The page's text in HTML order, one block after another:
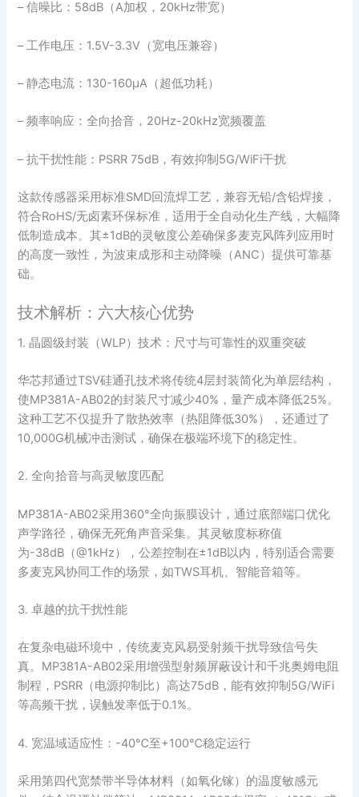
– 信噪比：58dB（A加权，20kHz带宽）
– 工作电压：1.5V-3.3V（宽电压兼容）
– 静态电流：130-160μA（超低功耗）
– 频率响应：全向拾音，20Hz-20kHz宽频覆盖
– 抗干扰性能：PSRR 75dB，有效抑制5G/WiFi干扰
这款传感器采用标准SMD回流焊工艺，兼容无铅/含铅焊接，
符合RoHS/无卤素环保标准，适用于全自动化生产线，大幅降
低制造成本。其±1dB的灵敏度公差确保多麦克风阵列应用时
的高度一致性，为波束成形和主动降噪（ANC）提供可靠基
础。
技术解析：六大核心优势
1. 晶圆级封装（WLP）技术：尺寸与可靠性的双重突破
华芯邦通过TSV硅通孔技术将传统4层封装简化为单层结构，
使MP381A-AB02的封装尺寸减少40%，量产成本降低25%。
这种工艺不仅提升了散热效率（热阻降低30%），还通过了
10,000G机械冲击测试，确保在极端环境下的稳定性。
2. 全向拾音与高灵敏度匹配
MP381A-AB02采用360°全向振膜设计，通过底部端口优化
声学路径，确保无死角声音采集。其灵敏度标称值
为-38dB（@1kHz），公差控制在±1dB以内，特别适合需要
多麦克风协同工作的场景，如TWS耳机、智能音箱等。
3. 卓越的抗干扰性能
在复杂电磁环境中，传统麦克风易受射频干扰导致信号失
真。MP381A-AB02采用增强型射频屏蔽设计和千兆奥姆电阻
制程，PSRR（电源抑制比）高达75dB，能有效抑制5G/WiFi
等高频干扰，误触发率低于0.1%。
4. 宽温域适应性：-40℃至+100℃稳定运行
采用第四代宽禁带半导体材料（如氧化镓）的温度敏感元